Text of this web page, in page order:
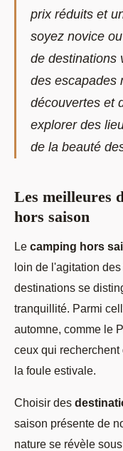
prix réduits et
soyez novice
de destinations
des escapades
découvertes et
explorer des
de la beauté
Les meilleures
hors saison
Le camping hors
loin de l'agitation
destinations se
tranquillité. Parmi
automne, comme le
ceux qui
la foule estivale.
Choisir des
saison présente de
nature se révèle